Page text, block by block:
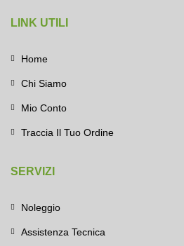
LINK UTILI
Home
Chi Siamo
Mio Conto
Traccia Il Tuo Ordine
SERVIZI
Noleggio
Assistenza Tecnica